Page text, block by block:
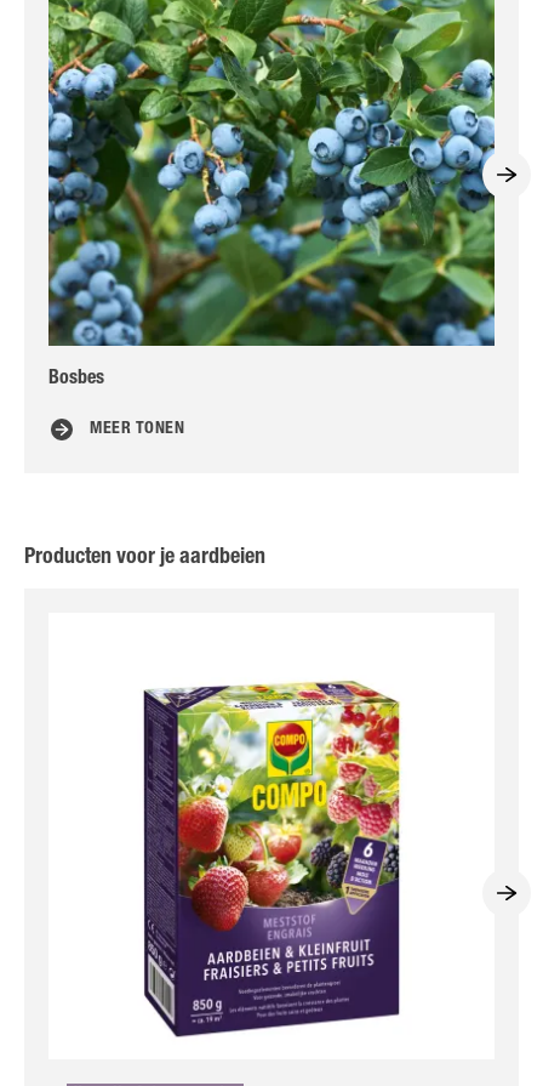
Bosbes
MEER TONEN
Producten voor je aardbeien